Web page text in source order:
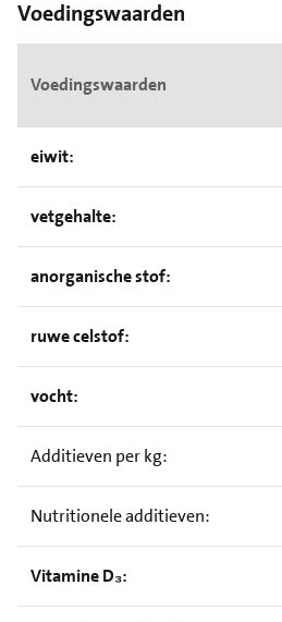
Voedingswaarden
Voedingswaarden
eiwit:
vetgehalte:
anorganische stof:
ruwe celstof:
vocht:
Additieven per kg:
Nutritionele additieven:
Vitamine D₃: